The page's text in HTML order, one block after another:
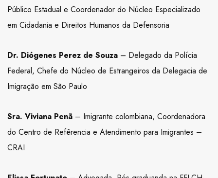
Público Estadual e Coordenador do Núcleo Especializado
em Cidadania e Direitos Humanos da Defensoria
Dr. Diógenes Perez de Souza – Delegado da Polícia
Federal, Chefe do Núcleo de Estrangeiros da Delegacia de
Imigração em São Paulo
Sra. Viviana Penã – Imigrante colombiana, Coordenadora
do Centro de Refêrencia e Atendimento para Imigrantes –
CRAI